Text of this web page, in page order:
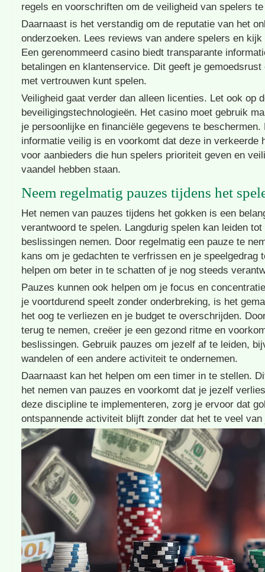
regels en voorschriften om de veiligheid van spelers
Daarnaast is het verstandig om de reputatie van het
onderzoeken. Lees reviews van andere spelers en
Een gerenommeerd casino biedt transparante
betalingen en klantenservice. Dit geeft je
met vertrouwen kunt spelen.
Veiligheid gaat verder dan alleen licenties. Let ook op
beveiligingstechnologieën. Het casino moet gebruik
je persoonlijke en financiële gegevens te
informatie veilig is en voorkomt dat deze in verkeerde
voor aanbieders die hun spelers prioriteit geven en
vaandel hebben staan.
Neem regelmatig pauzes tijdens het
Het nemen van pauzes tijdens het gokken is een
verantwoord te spelen. Langdurig spelen kan leiden
beslissingen nemen. Door regelmatig een pauze te
kans om je gedachten te verfrissen en je speelgedrag
helpen om beter in te schatten of je nog steeds
Pauzes kunnen ook helpen om je focus en
je voortdurend speelt zonder onderbreking, is het
het oog te verliezen en je budget te overschrijden.
terug te nemen, creëer je een gezond ritme en
beslissingen. Gebruik pauzes om jezelf af te leiden,
wandelen of een andere activiteit te ondernemen.
Daarnaast kan het helpen om een timer in te stellen.
het nemen van pauzes en voorkomt dat je jezelf
deze discipline te implementeren, zorg je ervoor dat
ontspannende activiteit blijft zonder dat het te veel